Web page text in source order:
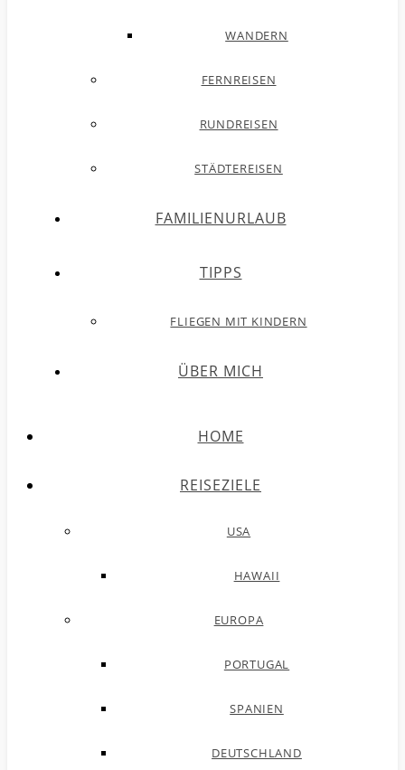
WANDERN
FERNREISEN
RUNDREISEN
STÄDTEREISEN
FAMILIENURLAUB
TIPPS
FLIEGEN MIT KINDERN
ÜBER MICH
HOME
REISEZIELE
USA
HAWAII
EUROPA
PORTUGAL
SPANIEN
DEUTSCHLAND